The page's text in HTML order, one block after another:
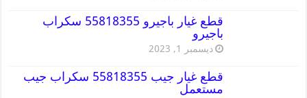
قطع غيار باجيرو 55818355 سكراب
باجيرو
ديسمبر 1, 2023
قطع غيار جيب 55818355 سكراب جيب
مستعمل